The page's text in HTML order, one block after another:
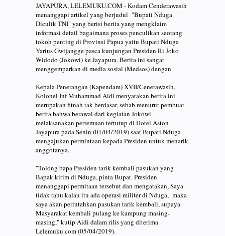
JAYAPURA, LELEMUKU.COM - Kodam Cenderawasih
menanggapi artikel yang berjudul "Bupati Nduga
Diculik TNI" yang berisi berita yang mengklaim
informasi detail bagaimana proses penculikan seorang
tokoh penting di Provinsi Papua yaitu Bupati Nduga
Yarius Gwijangge pasca kunjungan Presiden Ri Joko
Widodo (Jokowi) ke Jayapura. Berita ini sangat
menggemparkan di media sosial (Medsos) dengan
Kepala Penerangan (Kapendam) XVII/Cenerawasih,
Kolonel Inf Muhammad Aidi menyatakan berita ini
merupakan fitnah tak berdasar, sebab menurut pembuat
berita bahwa berawal dari kegiatan Jokowi
melaksanakan pertemuan tertutup di Hotel Aston
Jayapura pada Senin (01/04/2019) saat Bupati Nduga
mengajukan permintaan kepada Presiden untuk menarik
anggotanya.
"Tolong bapa Presiden tarik kembali pasukan yang
Bapak kirim di Nduga, pinta Bupat. Presiden
menanggapi permitaan tersebut dan mengatakan, Saya
tidak tahu kalau itu ada operasi militer di Nduga, maka
saya akan perintahkan pasukan tarik kembali, supaya
Masyarakat kembali pulang ke kampung masing-
masing," kutip Aidi dalam rilis yang diterima
Lelemuku.com (05/04/2019).